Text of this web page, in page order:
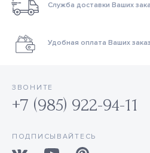
Служба доставки Ваших
Удобная оплата Ваших
ЗВОНИТЕ
+7 (985) 922-94-11
ПОДПИСЫВАЙТЕСЬ